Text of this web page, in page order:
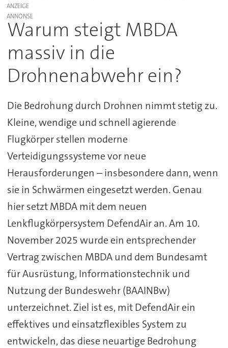
ANZEIGE
Warum steigt MBDA
massiv in die
Drohnenabwehr ein?
Die Bedrohung durch Drohnen nimmt stetig zu.
Kleine, wendige und schnell agierende
Flugkörper stellen moderne
Verteidigungssysteme vor neue
Herausforderungen – insbesondere dann, wenn
sie in Schwärmen eingesetzt werden. Genau
hier setzt MBDA mit dem neuen
Lenkflugkörpersystem DefendAir an. Am 10.
November 2025 wurde ein entsprechender
Vertrag zwischen MBDA und dem Bundesamt
für Ausrüstung, Informationstechnik und
Nutzung der Bundeswehr (BAAINBw)
unterzeichnet. Ziel ist es, mit DefendAir ein
effektives und einsatzflexibles System zu
entwickeln, das diese neuartige Bedrohung